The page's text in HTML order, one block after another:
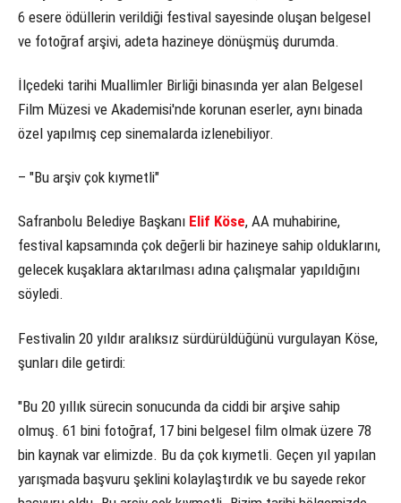
6 esere ödüllerin verildiği festival sayesinde oluşan belgesel
ve fotoğraf arşivi, adeta hazineye dönüşmüş durumda.
İlçedeki tarihi Muallimler Birliği binasında yer alan Belgesel
Film Müzesi ve Akademisi'nde korunan eserler, aynı binada
özel yapılmış cep sinemalarda izlenebiliyor.
– "Bu arşiv çok kıymetli"
Safranbolu Belediye Başkanı Elif Köse, AA muhabirine,
festival kapsamında çok değerli bir hazineye sahip olduklarını,
gelecek kuşaklara aktarılması adına çalışmalar yapıldığını
söyledi.
Festivalin 20 yıldır aralıksız sürdürüldüğünü vurgulayan Köse,
şunları dile getirdi:
"Bu 20 yıllık sürecin sonucunda da ciddi bir arşive sahip
olmuş. 61 bini fotoğraf, 17 bini belgesel film olmak üzere 78
bin kaynak var elimizde. Bu da çok kıymetli. Geçen yıl yapılan
yarışmada başvuru şeklini kolaylaştırdık ve bu sayede rekor